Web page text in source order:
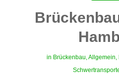
in Brückenbau Allgemein